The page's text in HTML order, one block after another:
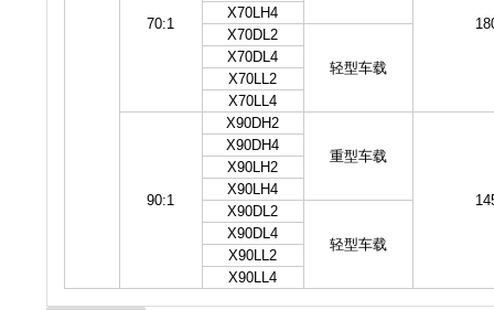
70:1
X70LH4
X70DL2
轻型车载
X70DL4
X70LL2
X70LL4
90:1
X90DH2
重型车载
X90DH4
X90LH2
X90LH4
X90DL2
轻型车载
X90DL4
X90LL2
X90LL4